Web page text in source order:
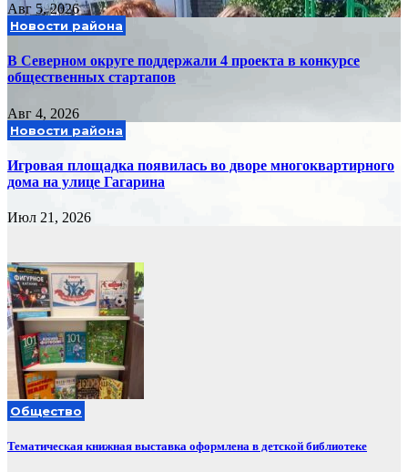
Авг 5, 2026
Новости района
В Северном округе поддержали 4 проекта в конкурсе
общественных стартапов
Авг 4, 2026
Новости района
Игровая площадка появилась во дворе многоквартирного
дома на улице Гагарина
Июл 21, 2026
Общество
Тематическая книжная выставка оформлена в детской библиотеке